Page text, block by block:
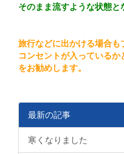
そのまま流すような状態と
旅行などに出かける場合も
コンセントが入っている
をお勧めします。
最新の記事
寒くなりました